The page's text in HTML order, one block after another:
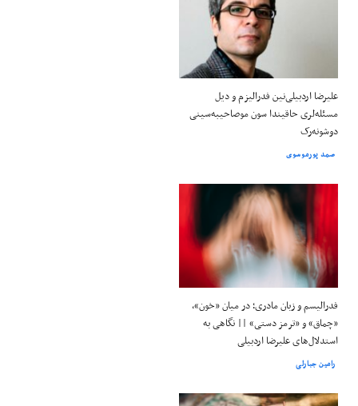
علیرضا اردبیلی‌نین فدرالیزم و دیل
مسئله‌لری حاقیندا سون موصاحیبه‌سینی
دوشونه‌رک
صمد پورموسوی
فدرالیسم و زبان مادری؛ در میان «خون»،
«چماق» و «ترمز دستی» || نگاهی به
استدلال‌های علیرضا اردبیلی
رامین جبارلی